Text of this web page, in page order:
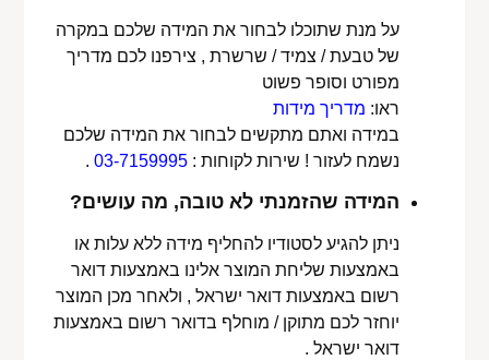
על מנת שתוכלו לבחור את המידה שלכם במקרה
של טבעת / צמיד / שרשרת , צירפנו לכם מדריך
מפורט וסופר פשוט
ראו: מדריך מידות
במידה ואתם מתקשים לבחור את המידה שלכם
נשמח לעזור ! שירות לקוחות :03-7159995
.
המידה שהזמנתי לא טובה, מה עושים?
ניתן להגיע לסטודיו להחליף מידה ללא עלות או
באמצעות שליחת המוצר אלינו באמצעות דואר
רשום באמצעות דואר ישראל , ולאחר מכן המוצר
יוחזר לכם מתוקן / מוחלף בדואר רשום באמצעות
דואר ישראל .